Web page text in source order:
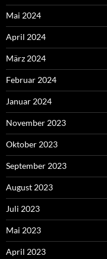
Mai 2024
April 2024
März 2024
Februar 2024
Januar 2024
November 2023
Oktober 2023
September 2023
August 2023
Juli 2023
Mai 2023
April 2023